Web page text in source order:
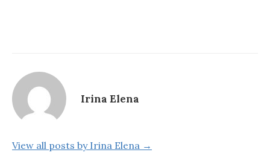
Irina Elena
View all posts by Irina Elena →